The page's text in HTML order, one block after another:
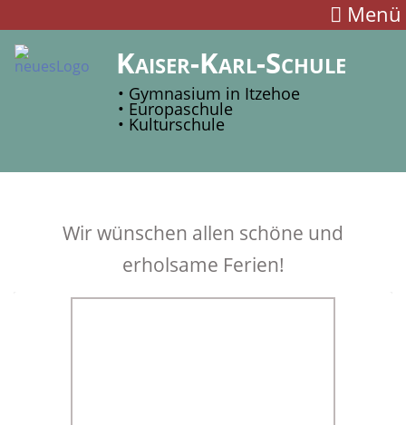
Menü
Kaiser-Karl-Schule
• Gymnasium in Itzehoe
• Europaschule
• Kulturschule
Wir wünschen allen schöne und
erholsame Ferien!